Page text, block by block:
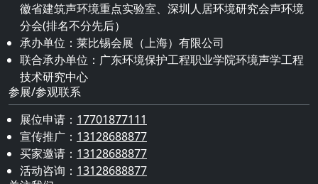
徽省建筑声环境重点实验室、深圳人居环境研究会声环境
分会(排名不分先后）
承办单位：莱比锡会展（上海）有限公司
联合承办单位：广东环境保护工程职业学院环境声学工程
技术研究中心
参展/参观联系
展位申请： 17701877111
宣传推广： 13128688877
买家邀请： 13128688877
活动咨询： 13128688877